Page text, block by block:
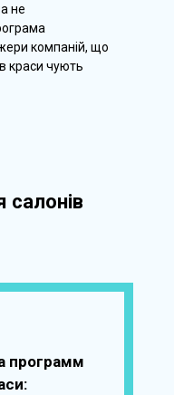
не
компаній, що
краси чують
салонів
программ